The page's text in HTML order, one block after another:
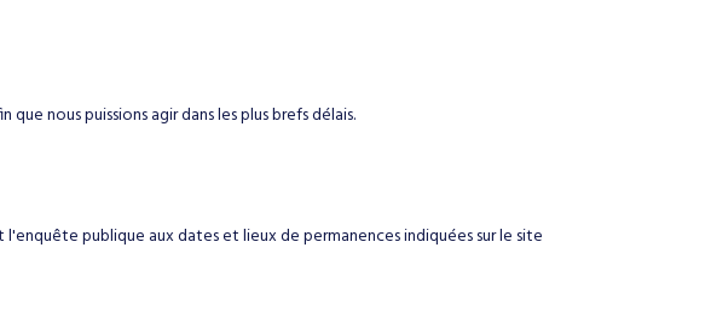
nous puissions agir dans les plus brefs délais.
publique aux dates et lieux de permanences indiquées sur le site